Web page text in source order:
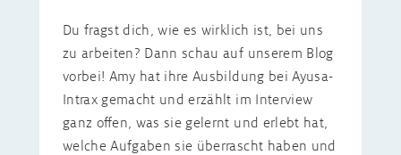
Du fragst dich, wie es wirklich ist, bei uns
zu arbeiten? Dann schau auf unserem Blog
vorbei! Amy hat ihre Ausbildung bei Ayusa-
Intrax gemacht und erzählt im Interview
ganz offen, was sie gelernt und erlebt hat,
welche Aufgaben sie überrascht haben und